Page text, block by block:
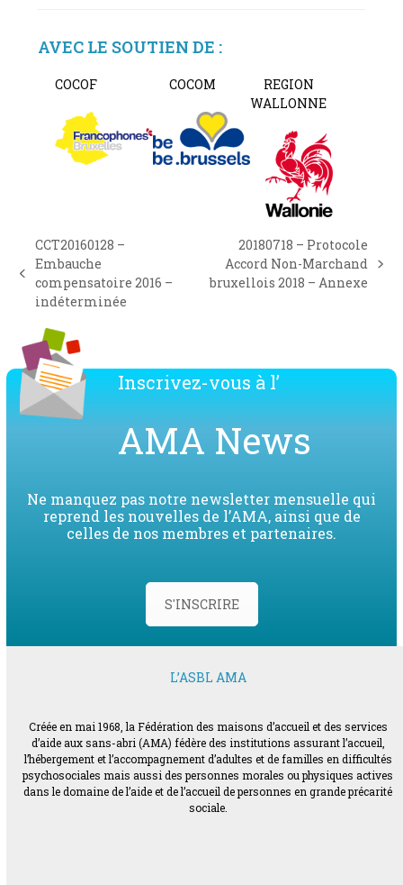
AVEC LE SOUTIEN DE :
COCOF COCOM
REGION
WALLONNE
previous
post:
CCT20160128 –
Embauche
compensatoire 2016 –
indéterminée
next
post:
20180718 – Protocole
Accord Non-Marchand
bruxellois 2018 – Annexe
Inscrivez-vous à l’
AMA News
Ne manquez pas notre newsletter mensuelle qui
reprend les nouvelles de l’AMA, ainsi que de
celles de nos membres et partenaires.
S'INSCRIRE
L’ASBL AMA
Créée en mai 1968, la Fédération des maisons d’accueil et des services
d’aide aux sans-abri (AMA) fédère des institutions assurant l’accueil,
l’hébergement et l’accompagnement d’adultes et de familles en difficultés
psychosociales mais aussi des personnes morales ou physiques actives
dans le domaine de l’aide et de l’accueil de personnes en grande précarité
sociale.